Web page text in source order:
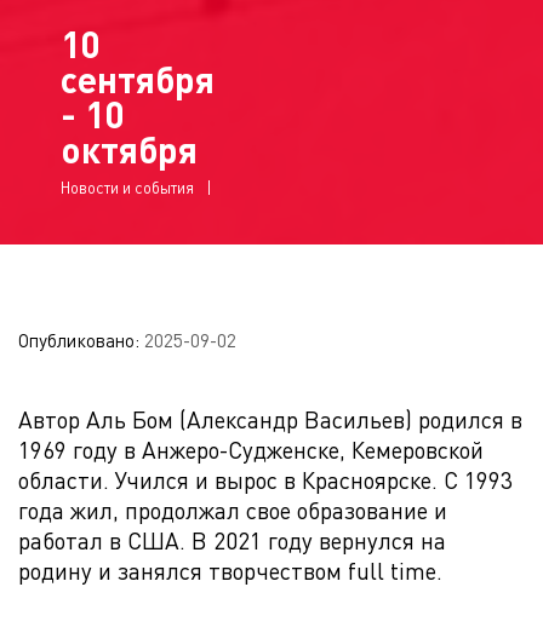
10
сентября
- 10
октября
Новости и события
Опубликовано: 2025-09-02
Автор Аль Бом (Александр Васильев) родился в
1969 году в Анжеро-Судженске, Кемеровской
области. Учился и вырос в Красноярске. С 1993
года жил, продолжал свое образование и
работал в США. В 2021 году вернулся на
родину и занялся творчеством full time.